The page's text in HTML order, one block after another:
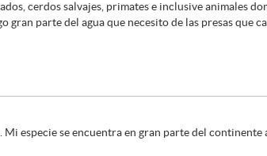
cerdos salvajes, primates e inclusive animales
parte del agua que necesito de las presas que
especie se encuentra en gran parte del continente